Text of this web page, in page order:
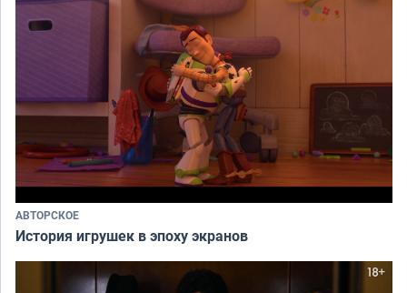
АВТОРСКОЕ
История игрушек в эпоху экранов